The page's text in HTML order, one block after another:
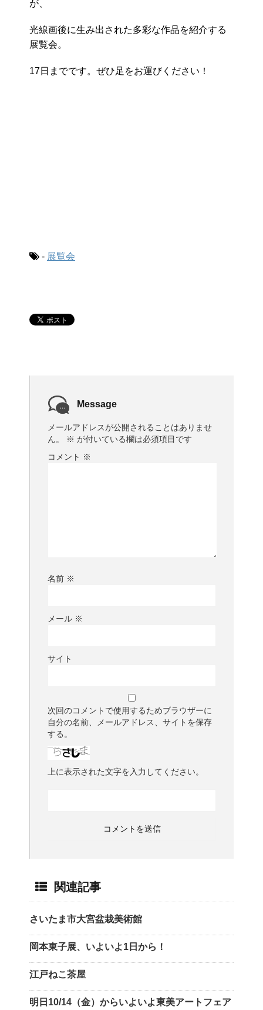
が、
光線画後に生み出された多彩な作品を紹介する
展覧会。
17日までです。ぜひ足をお運びください！
- 展覧会
Message
メールアドレスが公開されることはありませ
ん。
※ が付いている欄は必須項目です
コメント ※
名前 ※
メール ※
サイト
次回のコメントで使用するためブラウザーに
自分の名前、メールアドレス、サイトを保存
する。
上に表示された文字を入力してください。
関連記事
さいたま市大宮盆栽美術館
岡本東子展、いよいよ1日から！
江戸ねこ茶屋
明日10/14（金）からいよいよ東美アートフェア